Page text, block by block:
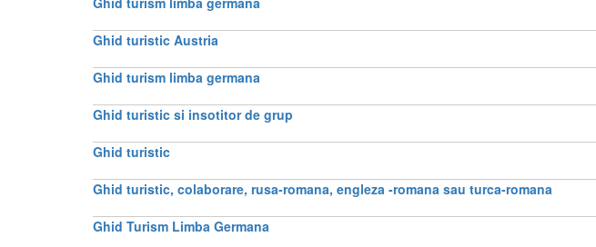
Ghid turistic Austria
Ghid turism limba germana
Ghid turistic si insotitor de grup
Ghid turistic
Ghid turistic, colaborare, rusa-romana, engleza -romana sau turca-romana
Ghid Turism Limba Germana